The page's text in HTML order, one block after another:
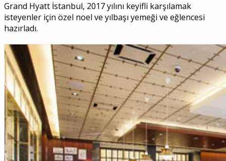
Grand Hyatt İstanbul, 2017 yılını keyifli karşılamak
isteyenler için özel noel ve yılbaşı yemeği ve eğlencesi
hazırladı.